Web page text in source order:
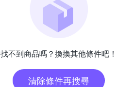
找不到商品嗎？換換其他條件吧！
清除條件再搜尋